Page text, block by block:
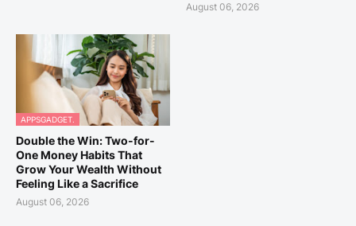
August 06, 2026
APPSGADGET.
Double the Win: Two-for-
One Money Habits That
Grow Your Wealth Without
Feeling Like a Sacrifice
August 06, 2026